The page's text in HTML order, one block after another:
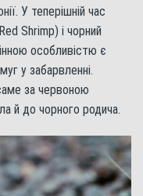
У теперішній час
Shrimp) і чорний
особливістю є
у забарвленні.
за червоною
й до чорного родича.